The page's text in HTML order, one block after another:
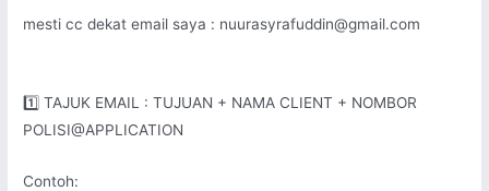
mesti cc dekat email saya : nuurasyrafuddin@gmail.com
1️⃣ TAJUK EMAIL : TUJUAN + NAMA CLIENT + NOMBOR
POLISI@APPLICATION
Contoh: